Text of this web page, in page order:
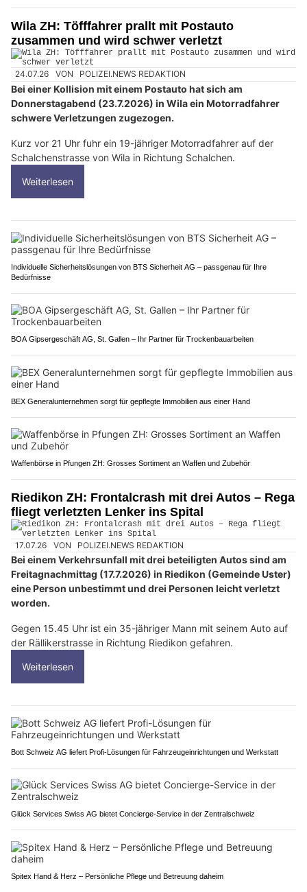
Wila ZH: Töfffahrer prallt mit Postauto
zusammen und wird schwer verletzt
24.07.26 VON POLIZEI.NEWS REDAKTION
Bei einer Kollision mit einem Postauto hat sich am
Donnerstagabend (23.7.2026) in Wila ein Motorradfahrer
schwere Verletzungen zugezogen.
Kurz vor 21 Uhr fuhr ein 19-jähriger Motorradfahrer auf der
Schalchenstrasse von Wila in Richtung Schalchen.
Weiterlesen
Individuelle Sicherheitslösungen von BTS Sicherheit AG – passgenau für Ihre
Bedürfnisse
BOA Gipsergeschäft AG, St. Gallen – Ihr Partner für Trockenbauarbeiten
BEX Generalunternehmen sorgt für gepflegte Immobilien aus einer Hand
Waffenbörse in Pfungen ZH: Grosses Sortiment an Waffen und Zubehör
Riedikon ZH: Frontalcrash mit drei Autos – Rega
fliegt verletzten Lenker ins Spital
17.07.26 VON POLIZEI.NEWS REDAKTION
Bei einem Verkehrsunfall mit drei beteiligten Autos sind am
Freitagnachmittag (17.7.2026) in Riedikon (Gemeinde Uster)
eine Person unbestimmt und drei Personen leicht verletzt
worden.
Gegen 15.45 Uhr ist ein 35-jähriger Mann mit seinem Auto auf
der Rällikerstrasse in Richtung Riedikon gefahren.
Weiterlesen
Bott Schweiz AG liefert Profi-Lösungen für Fahrzeugeinrichtungen und Werkstatt
Glück Services Swiss AG bietet Concierge-Service in der Zentralschweiz
Spitex Hand & Herz – Persönliche Pflege und Betreuung daheim